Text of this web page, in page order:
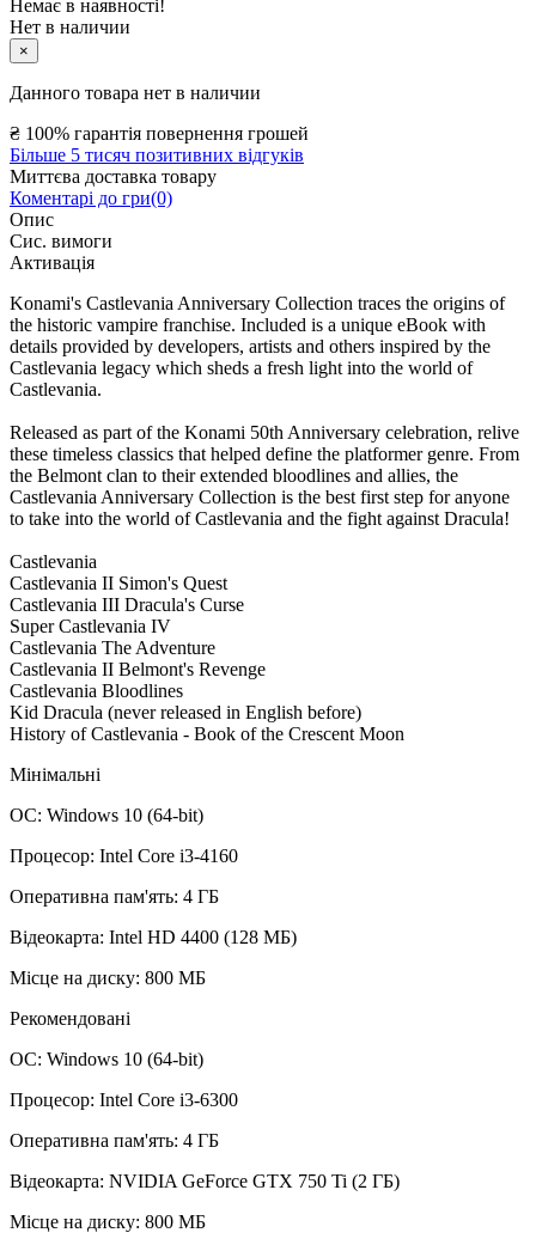
Немає в наявності!
Нет в наличии
×
Данного товара нет в наличии
₴ 100% гарантія повернення грошей
Більше 5 тисяч позитивних відгуків
Миттєва доставка товару
Коментарі до гри(0)
Опис
Сис. вимоги
Активація
Konami's Castlevania Anniversary Collection traces the origins of
the historic vampire franchise. Included is a unique eBook with
details provided by developers, artists and others inspired by the
Castlevania legacy which sheds a fresh light into the world of
Castlevania.
Released as part of the Konami 50th Anniversary celebration, relive
these timeless classics that helped define the platformer genre. From
the Belmont clan to their extended bloodlines and allies, the
Castlevania Anniversary Collection is the best first step for anyone
to take into the world of Castlevania and the fight against Dracula!
Castlevania
Castlevania II Simon's Quest
Castlevania III Dracula's Curse
Super Castlevania IV
Castlevania The Adventure
Castlevania II Belmont's Revenge
Castlevania Bloodlines
Kid Dracula (never released in English before)
History of Castlevania - Book of the Crescent Moon
Мінімальні
ОС: Windows 10 (64-bit)
Процесор: Intel Core i3-4160
Оперативна пам'ять: 4 ГБ
Відеокарта: Intel HD 4400 (128 МБ)
Місце на диску: 800 МБ
Рекомендовані
ОС: Windows 10 (64-bit)
Процесор: Intel Core i3-6300
Оперативна пам'ять: 4 ГБ
Відеокарта: NVIDIA GeForce GTX 750 Ti (2 ГБ)
Місце на диску: 800 МБ